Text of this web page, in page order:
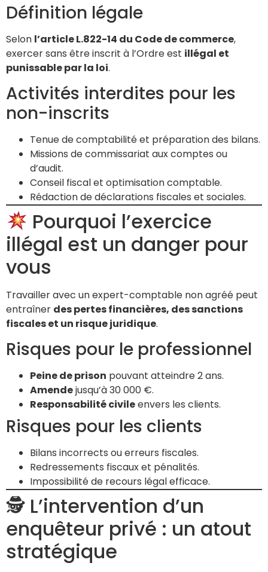
Définition légale
Selon l’article L.822-14 du Code de commerce,
exercer sans être inscrit à l’Ordre est illégal et
punissable par la loi.
Activités interdites pour les
non-inscrits
Tenue de comptabilité et préparation des bilans.
Missions de commissariat aux comptes ou
d’audit.
Conseil fiscal et optimisation comptable.
Rédaction de déclarations fiscales et sociales.
Pourquoi l’exercice
illégal est un danger pour
vous
Travailler avec un expert-comptable non agréé peut
entraîner des pertes financières, des sanctions
fiscales et un risque juridique.
Risques pour le professionnel
Peine de prison pouvant atteindre 2 ans.
Amendejusqu’à 30 000 €.
Responsabilité civileenvers les clients.
Risques pour les clients
Bilans incorrects ou erreurs fiscales.
Redressements fiscaux et pénalités.
Impossibilité de recours légal efficace.
🕵️ L’intervention d’un
enquêteur privé : un atout
stratégique